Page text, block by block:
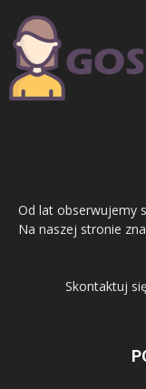
Od lat obserwujemy
Na naszej stronie
Skontaktuj